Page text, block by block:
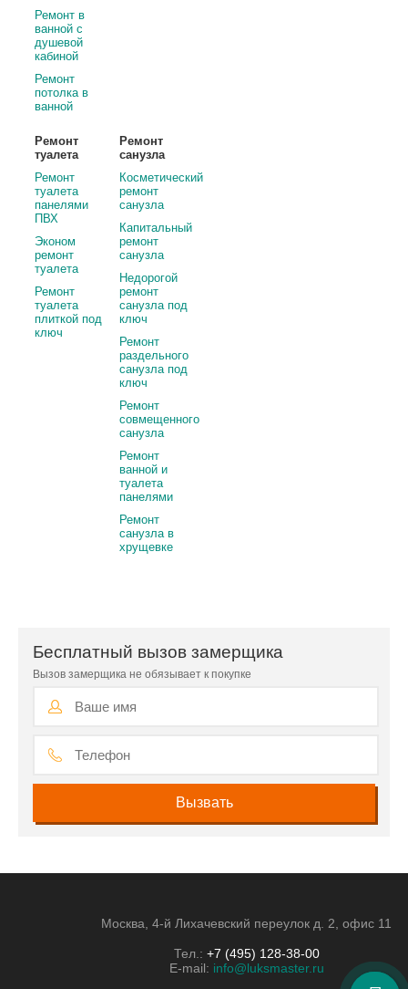
Ремонт в
ванной с
душевой
кабиной
Ремонт
потолка в
ванной
Ремонт
туалета
Ремонт
туалета
панелями
ПВХ
Эконом
ремонт
туалета
Ремонт
туалета
плиткой под
ключ
Ремонт
санузла
Косметический
ремонт
санузла
Капитальный
ремонт
санузла
Недорогой
ремонт
санузла под
ключ
Ремонт
раздельного
санузла под
ключ
Ремонт
совмещенного
санузла
Ремонт
ванной и
туалета
панелями
Ремонт
санузла в
хрущевке
Бесплатный вызов замерщика
Вызов замерщика не обязывает к покупке
Москва, 4-й Лихачевский переулок д. 2, офис 11
Тел.: +7 (495) 128-38-00
E-mail: info@luksmaster.ru